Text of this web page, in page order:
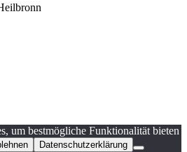
um bestmögliche Funktionalität bieten
Datenschutzerklärung